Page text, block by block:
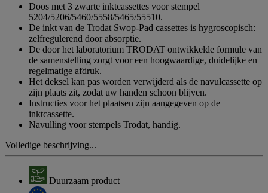
Doos met 3 zwarte inktcassettes voor stempel
5204/5206/5460/5558/5465/55510.
De inkt van de Trodat Swop-Pad cassettes is hygroscopisch:
zelfregulerend door absorptie.
De door het laboratorium TRODAT ontwikkelde formule van
de samenstelling zorgt voor een hoogwaardige, duidelijke en
regelmatige afdruk.
Het deksel kan pas worden verwijderd als de navulcassette op
zijn plaats zit, zodat uw handen schoon blijven.
Instructies voor het plaatsen zijn aangegeven op de
inktcassette.
Navulling voor stempels Trodat, handig.
Volledige beschrijving...
Duurzaam product